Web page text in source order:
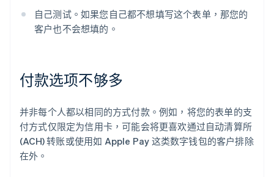
自己测试。如果您自己都不想填写这个表单，那您的
客户也不会想填的。
付款选项不够多
并非每个人都以相同的方式付款。例如，将您的表单的支
付方式仅限定为信用卡，可能会将更喜欢通过自动清算所
(ACH) 转账或使用如 Apple Pay 这类数字钱包的客户排除
在外。